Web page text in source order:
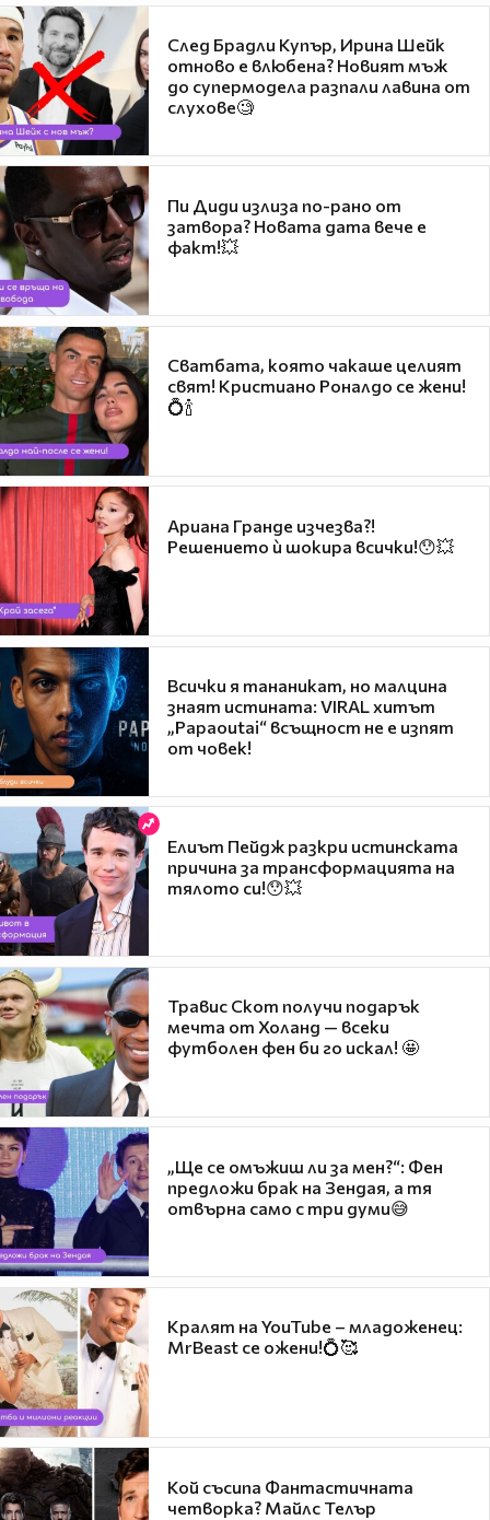
След Брадли Купър, Ирина Шейк
отново е влюбена? Новият мъж
до супермодела разпали лавина от
слухове🧐
Пи Диди излиза по-рано от
затвора? Новата дата вече е
факт!💥
Сватбата, която чакаше целият
свят! Кристиано Роналдо се жени!
💍🍾
Ариана Гранде изчезва?!
Решението ѝ шокира всички!😯💥
Всички я тананикат, но малцина
знаят истината: VIRAL хитът
„Papaoutai“ всъщност не е изпят
от човек!
Елиът Пейдж разкри истинската
причина за трансформацията на
тялото си!😯💥
Травис Скот получи подарък
мечта от Холанд — всеки
футболен фен би го искал! 🤩
„Ще се омъжиш ли за мен?“: Фен
предложи брак на Зендая, а тя
отвърна само с три думи😅
Кралят на YouTube – младоженец:
MrBeast се ожени!💍🥰
Кой съсипа Фантастичната
четворка? Майлс Телър